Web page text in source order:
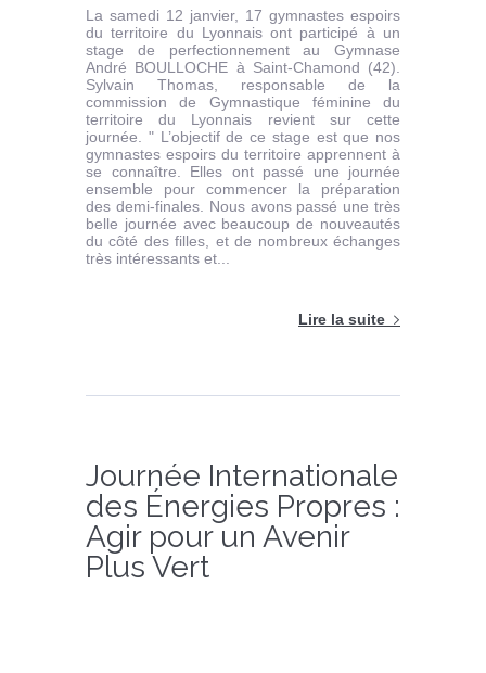
La samedi 12 janvier, 17 gymnastes espoirs
du territoire du Lyonnais ont participé à un
stage de perfectionnement au Gymnase
André BOULLOCHE à Saint-Chamond (42).
Sylvain Thomas, responsable de la
commission de Gymnastique féminine du
territoire du Lyonnais revient sur cette
journée. " L’objectif de ce stage est que nos
gymnastes espoirs du territoire apprennent à
se connaître. Elles ont passé une journée
ensemble pour commencer la préparation
des demi-finales. Nous avons passé une très
belle journée avec beaucoup de nouveautés
du côté des filles, et de nombreux échanges
très intéressants et...
Lire la suite
Journée Internationale
des Énergies Propres :
Agir pour un Avenir
Plus Vert